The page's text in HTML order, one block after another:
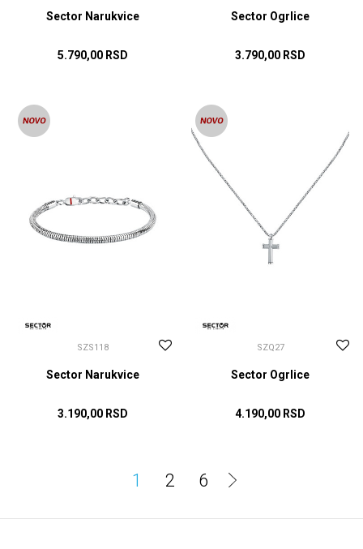
Sector Narukvice
5.790,00 RSD
Sector Ogrlice
3.790,00 RSD
SZS118
Sector Narukvice
3.190,00 RSD
SZQ27
Sector Ogrlice
4.190,00 RSD
1 2 6